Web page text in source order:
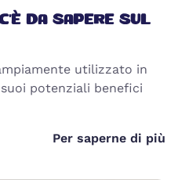
DA SAPERE SUL
utilizzato in
potenziali benefici
Per saperne di più